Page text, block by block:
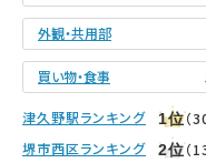
外観・共用部
買い物・食事
津久野駅ランキング 1位（
堺市西区ランキング
2位（